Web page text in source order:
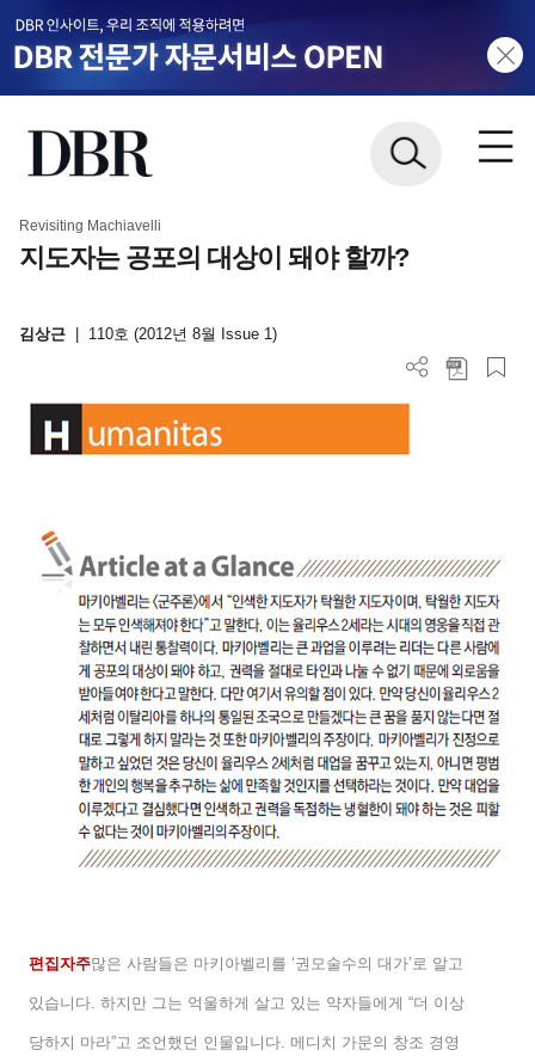
Revisiting Machiavelli
지도자는 공포의 대상이 돼야 할까?
김상근 110호 (2012년 8월 Issue 1)
편집자주많은 사람들은 마키아벨리를 ‘권모술수의 대가’ 로 알고
있습니다 .하지만 그는 억울하게 살고 있는 약자들에게 “더 이상
당하지 마라”고 조언했던 인물입니다 .메디치 가문의 창조 경영